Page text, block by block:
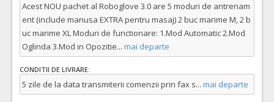
Acest NOU pachet al Roboglove 3.0 are 5 moduri de antrenam
ent (include manusa EXTRA pentru masaj) 2 buc marime M, 2 b
uc marime XL Moduri de functionare: 1.Mod Automatic 2.Mod
Oglinda 3.Mod in Opozitie... mai departe
CONDITII DE LIVRARE:
5 zile de la data transmiterii comenzii prin fax s... mai departe